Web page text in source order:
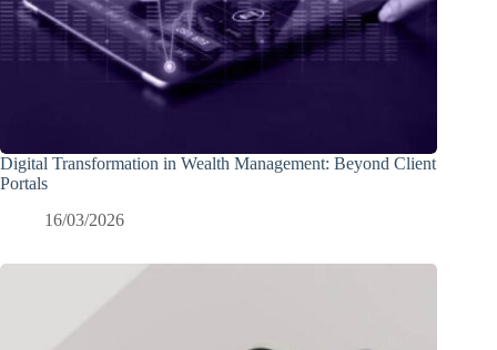
Digital Transformation in Wealth Management: Beyond Client
Portals
16/03/2026